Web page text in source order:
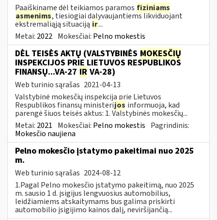
Paaiškiname dėl teikiamos paramos fiziniams
asmenims, tiesiogiai dalyvaujantiems likviduojant
ekstremaliąją situaciją ir...
Metai: 2022 Mokesčiai: Pelno mokestis
DĖL TEISĖS AKTŲ (VALSTYBINĖS MOKESČIŲ
INSPEKCIJOS PRIE LIETUVOS RESPUBLIKOS
FINANSŲ...VA-27 IR VA-28)
Web turinio sąrašas 2021-04-13
Valstybinė mokesčių inspekcija prie Lietuvos
Respublikos finansų ministerijos informuoja, kad
parengė šiuos teisės aktus: 1. Valstybinės mokesčių...
Metai: 2021 Mokesčiai: Pelno mokestis Pagrindinis:
Mokesčio naujiena
Pelno mokesčio įstatymo pakeitimai nuo 2025
m.
Web turinio sąrašas 2024-08-12
1.Pagal Pelno mokesčio įstatymo pakeitimą, nuo 2025
m. sausio 1 d. įsigijus lengvuosius automobilius,
leidžiamiems atskaitymams bus galima priskirti
automobilio įsigijimo kainos dalį, neviršijančią...